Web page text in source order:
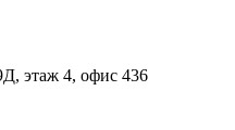
этаж 4, офис 436